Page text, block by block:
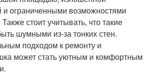
и ограниченными возможностями
стоит учитывать, что такие
шумными из-за тонких стен.
подходом к ремонту и
может стать уютным и комфортным